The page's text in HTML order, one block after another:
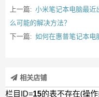
上一篇: 小米笔记本电脑最近
么可能的解决方法？
下一篇: 如何在惠普笔记本电
相关店铺
栏目ID=15的表不存在(操